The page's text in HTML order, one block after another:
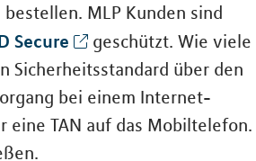
MLP Kunden sind
Secure
geschützt. Wie viele
Sicherheitsstandard über den
bei einem Internet-
eine TAN auf das Mobiltelefon.